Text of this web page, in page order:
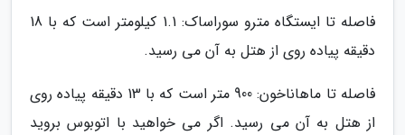
فاصله تا ایستگاه مترو سوراساک: 1.1 کیلومتر است که با 18
دقیقه پیاده روی از هتل به آن می رسید.
فاصله تا ماهاناخون: 900 متر است که با 13 دقیقه پیاده روی
از هتل به آن می رسید. اگر می خواهید با اتوبوس بروید